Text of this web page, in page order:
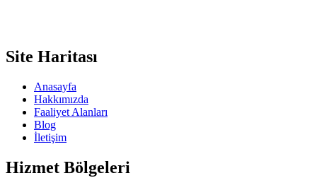
Site Haritası
Anasayfa
Hakkımızda
Faaliyet Alanları
Blog
İletişim
Hizmet Bölgeleri